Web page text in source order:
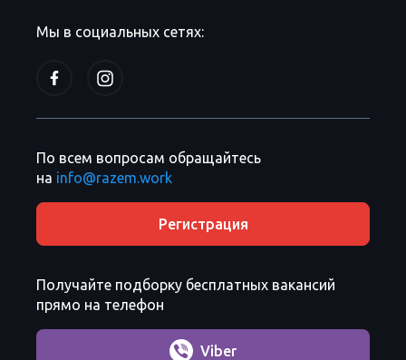
Мы в социальных сетях:
По всем вопросам обращайтесь
на info@razem.work
Регистрация
Получайте подборку бесплатных вакансий
прямо на телефон
Viber